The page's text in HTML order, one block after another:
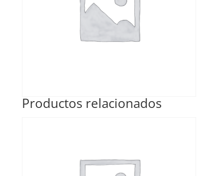
Productos relacionados